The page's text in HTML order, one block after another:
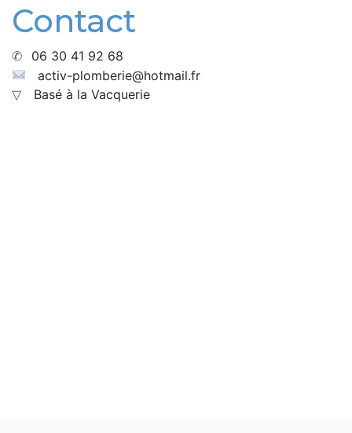
Contact
✆ 06 30 41 92 68
activ-plomberie@hotmail.fr
▽ Basé à la Vacquerie